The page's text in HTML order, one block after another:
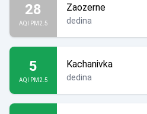
28
AQI PM2.5
Zaozerne
dedina
5
AQI PM2.5
Kachanivka
dedina